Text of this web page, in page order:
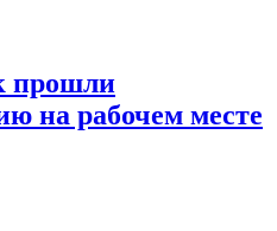
прошли
на рабочем месте